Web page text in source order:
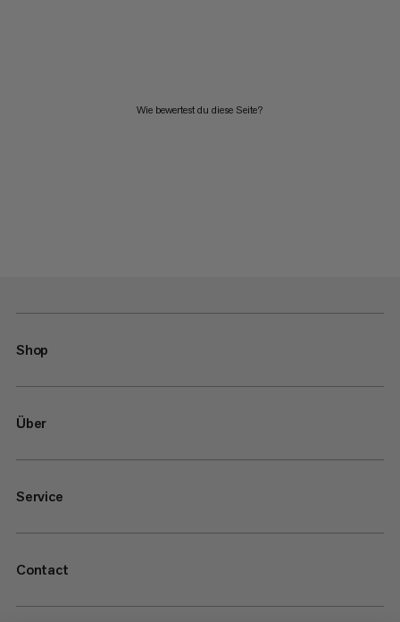
Wie bewertest du diese Seite?
Shop
Über
Service
Contact